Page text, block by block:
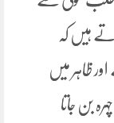
ہیں کہ
ظاہر میں
بن جاتا